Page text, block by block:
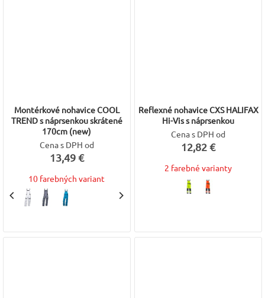
Montérkové nohavice COOL
TREND s náprsenkou skrátené
170cm (new)
Cena s DPH od
13,49 €
10 farebných variant
Reflexné nohavice CXS HALIFAX
Hi-Vis s náprsenkou
Cena s DPH od
12,82 €
2 farebné varianty